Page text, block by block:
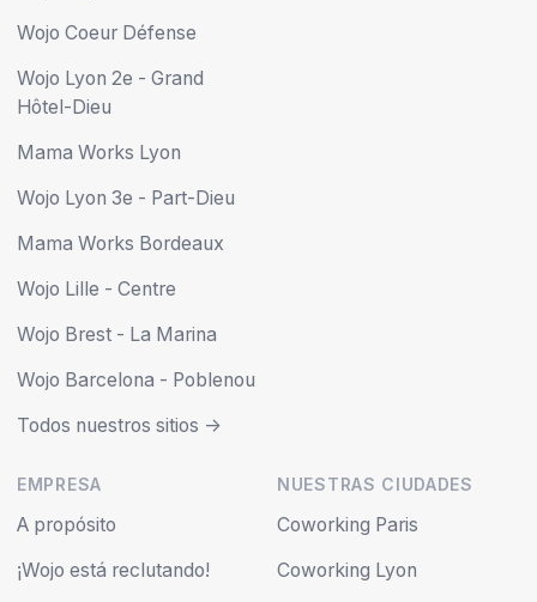
Wojo Coeur Défense
Wojo Lyon 2e - Grand
Hôtel-Dieu
Mama Works Lyon
Wojo Lyon 3e - Part-Dieu
Mama Works Bordeaux
Wojo Lille - Centre
Wojo Brest - La Marina
Wojo Barcelona - Poblenou
Todos nuestros sitios ->
EMPRESA
A propósito
¡Wojo está reclutando!
NUESTRAS CIUDADES
Coworking Paris
Coworking Lyon